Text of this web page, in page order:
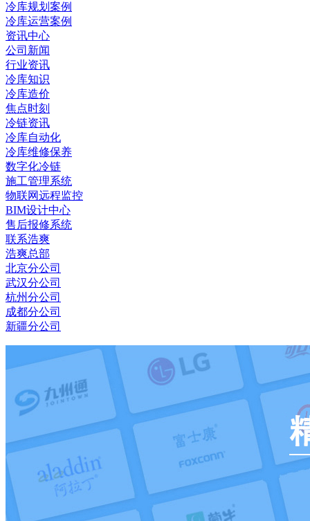
冷库规划案例
冷库运营案例
资讯中心
公司新闻
行业资讯
冷库知识
冷库造价
焦点时刻
冷链资讯
冷库自动化
冷库维修保养
数字化冷链
施工管理系统
物联网远程监控
BIM设计中心
售后报修系统
联系浩爽
浩爽总部
北京分公司
武汉分公司
杭州分公司
成都分公司
新疆分公司